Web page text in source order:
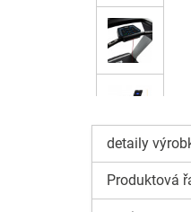
detaily
Produktová